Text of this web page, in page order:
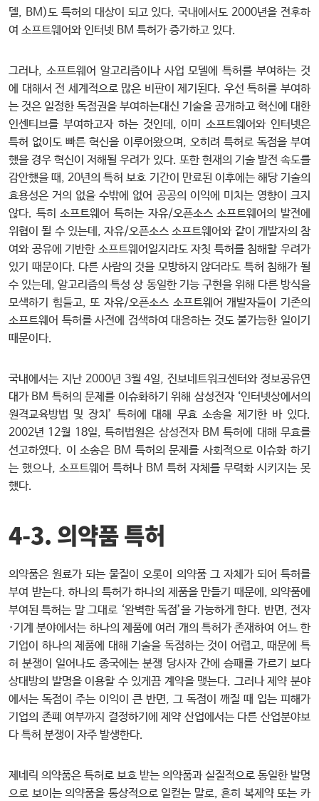
델, BM)도 특허의 대상이 되고 있다. 국내에서도 2000년을 전후하
여 소프트웨어와 인터넷 BM 특허가 증가하고 있다.
그러나, 소프트웨어 알고리즘이나 사업 모델에 특허를 부여하는 것
에 대해서 전 세계적으로 많은 비판이 제기된다. 우선 특허를 부여하
는 것은 일정한 독점권을 부여하는대신 기술을 공개하고 혁신에 대한
인센티브를 부여하고자 하는 것인데, 이미 소프트웨어와 인터넷은
특허 없이도 빠른 혁신을 이루어왔으며, 오히려 특허로 독점을 부여
했을 경우 혁신이 저해될 우려가 있다. 또한 현재의 기술 발전 속도를
감안했을 때, 20년의 특허 보호 기간이 만료된 이후에는 해당 기술의
효용성은 거의 없을 수밖에 없어 공공의 이익에 미치는 영향이 크지
않다. 특히 소프트웨어 특허는 자유/오픈소스 소프트웨어의 발전에
위협이 될 수 있는데, 자유/오픈소스 소프트웨어와 같이 개발자의 참
여와 공유에 기반한 소프트웨어일지라도 자칫 특허를 침해할 우려가
있기 때문이다. 다른 사람의 것을 모방하지 않더라도 특허 침해가 될
수 있는데, 알고리즘의 특성 상 동일한 기능 구현을 위해 다른 방식을
모색하기 힘들고, 또 자유/오픈소스 소프트웨어 개발자들이 기존의
소프트웨어 특허를 사전에 검색하여 대응하는 것도 불가능한 일이기
때문이다.
국내에서는 지난 2000년 3월 4일, 진보네트워크센터와 정보공유연
대가 BM 특허의 문제를 이슈화하기 위해 삼성전자 ‘인터넷상에서의
원격교육방법 및 장치’ 특허에 대해 무효 소송을 제기한 바 있다.
2002년 12월 18일, 특허법원은 삼성전자 BM 특허에 대해 무효를
선고하였다. 이 소송은 BM 특허의 문제를 사회적으로 이슈화 하기
는 했으나, 소프트웨어 특허나 BM 특허 자체를 무력화 시키지는 못
했다.
4-3. 의약품 특허
의약품은 원료가 되는 물질이 오롯이 의약품 그 자체가 되어 특허를
부여 받는다. 하나의 특허가 하나의 제품을 만들기 때문에, 의약품에
부여된 특허는 말 그대로 ‘완벽한 독점’을 가능하게 한다. 반면, 전자
·기계 분야에서는 하나의 제품에 여러 개의 특허가 존재하여 어느 한
기업이 하나의 제품에 대해 기술을 독점하는 것이 어렵고, 때문에 특
허 분쟁이 일어나도 종국에는 분쟁 당사자 간에 승패를 가르기 보다
상대방의 발명을 이용할 수 있게끔 계약을 맺는다. 그러나 제약 분야
에서는 독점이 주는 이익이 큰 반면, 그 독점이 깨질 때 입는 피해가
기업의 존폐 여부까지 결정하기에 제약 산업에서는 다른 산업분야보
다 특허 분쟁이 자주 발생한다.
제네릭 의약품은 특허로 보호 받는 의약품과 실질적으로 동일한 발명
으로 보이는 의약품을 통상적으로 일컫는 말로, 흔히 복제약 또는 카